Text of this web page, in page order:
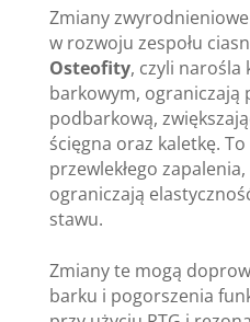
Zmiany
w rozwoju zespołu
Osteofity, czyli narośla
barkowym, ograniczają
podbarkową,
ścięgna oraz kaletkę.
przewlekłego
ograniczają
stawu.
Zmiany te mogą
barku i pogorszenia